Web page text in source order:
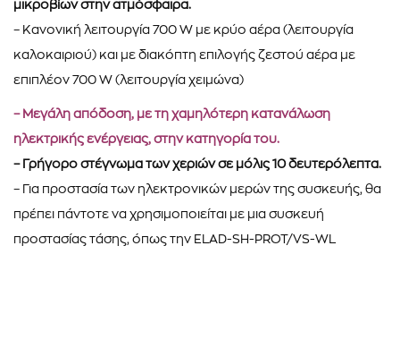
μικροβίων στην ατμόσφαιρα.
– Κανονική λειτουργία 700 W με κρύο αέρα (λειτουργία
καλοκαιριού) και με διακόπτη επιλογής ζεστού αέρα με
επιπλέον 700 W (λειτουργία χειμώνα)
– Μεγάλη απόδοση, με τη χαμηλότερη κατανάλωση
ηλεκτρικής ενέργειας, στην κατηγορία του.
– Γρήγορο στέγνωμα των χεριών σε μόλις 10 δευτερόλεπτα.
– Για προστασία των ηλεκτρονικών μερών της συσκευής, θα
πρέπει πάντοτε να χρησιμοποιείται με μια συσκευή
προστασίας τάσης, όπως την ELAD-SH-PROT/VS-WL